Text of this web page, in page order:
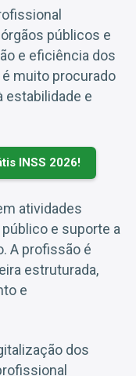
públicos e
e eficiência dos
muito procurado
estabilidade e
INSS 2026!
atividades
e suporte a
A profissão é
estruturada,
e
dos